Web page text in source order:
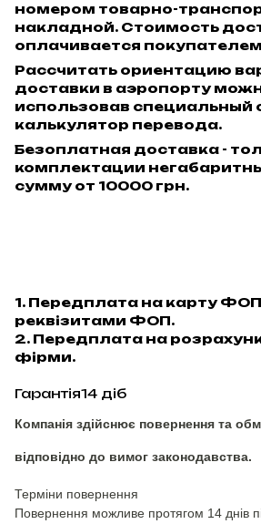
номером товарно-
накладной. Стоимость
оплачивается
Рассчитать ориентацию
доставки в аэропорту
использовав специальный
калькулятор перевода.
Безоплатная доставка -
комплектации
сумму от 10000 грн.
1. Передплата на карту
реквізитами ФОП.
2. Передплата на
фірми.
Гарантія14 діб
Компанія здійснює повернення та
відповідно до вимог законодавства.
Терміни повернення
Повернення можливе протягом 14 днів